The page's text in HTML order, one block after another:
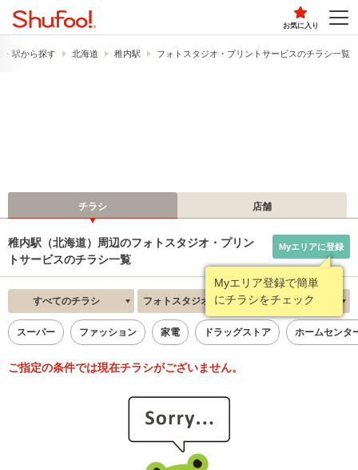
お気に入り
・駅から探す 北海道 稚内駅 フォトスタジオ・プリントサービスのチラシ一覧
チラシ 店舗
稚内駅（北海道）周辺のフォトスタジオ・プリン
トサービスのチラシ一覧
Myエリア登録で簡単
にチラシをチェック
Myエリアに登録
すべてのチラシ フォトスタジオ・プリントサービス 新着順
スーパー ファッション 家電 ドラッグストア ホームセンタ
ご指定の条件では現在チラシがございません。